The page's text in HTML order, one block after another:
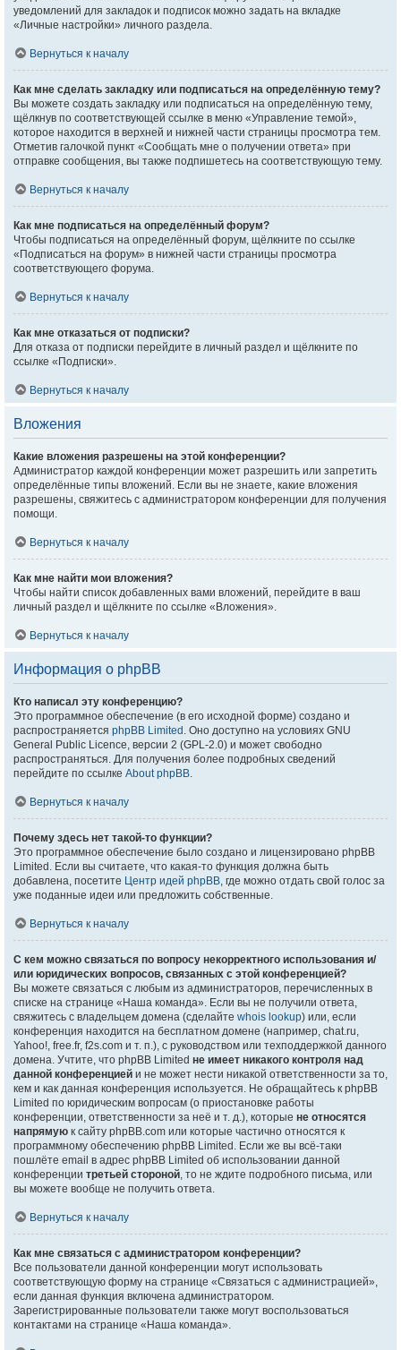
уведомлений для закладок и подписок можно задать на вкладке
«Личные настройки» личного раздела.
Вернуться к началу
Как мне сделать закладку или подписаться на определённую тему?
Вы можете создать закладку или подписаться на определённую тему,
щёлкнув по соответствующей ссылке в меню «Управление темой»,
которое находится в верхней и нижней части страницы просмотра тем.
Отметив галочкой пункт «Сообщать мне о получении ответа» при
отправке сообщения, вы также подпишетесь на соответствующую тему.
Вернуться к началу
Как мне подписаться на определённый форум?
Чтобы подписаться на определённый форум, щёлкните по ссылке
«Подписаться на форум» в нижней части страницы просмотра
соответствующего форума.
Вернуться к началу
Как мне отказаться от подписки?
Для отказа от подписки перейдите в личный раздел и щёлкните по
ссылке «Подписки».
Вернуться к началу
Вложения
Какие вложения разрешены на этой конференции?
Администратор каждой конференции может разрешить или запретить
определённые типы вложений. Если вы не знаете, какие вложения
разрешены, свяжитесь с администратором конференции для получения
помощи.
Вернуться к началу
Как мне найти мои вложения?
Чтобы найти список добавленных вами вложений, перейдите в ваш
личный раздел и щёлкните по ссылке «Вложения».
Вернуться к началу
Информация о phpBB
Кто написал эту конференцию?
Это программное обеспечение (в его исходной форме) создано и
распространяется phpBB Limited . Оно доступно на условиях GNU
General Public Licence, версии 2 (GPL-2.0) и может свободно
распространяться. Для получения более подробных сведений
перейдите по ссылке About phpBB.
Вернуться к началу
Почему здесь нет такой-то функции?
Это программное обеспечение было создано и лицензировано phpBB
Limited. Если вы считаете, что какая-то функция должна быть
добавлена, посетите Центр идей phpBB, где можно отдать свой голос за
уже поданные идеи или предложить собственные.
Вернуться к началу
С кем можно связаться по вопросу некорректного использования и/
или юридических вопросов, связанных с этой конференцией?
Вы можете связаться с любым из администраторов, перечисленных в
списке на странице «Наша команда». Если вы не получили ответа,
свяжитесь с владельцем домена (сделайте whois lookup) или, если
конференция находится на бесплатном домене (например, chat.ru,
Yahoo!, free.fr, f2s.com и т. п.), с руководством или техподдержкой данного
домена. Учтите, что phpBB Limited не имеет никакого контроля над
данной конференцией и не может нести никакой ответственности за то,
кем и как данная конференция используется. Не обращайтесь к phpBB
Limited по юридическим вопросам (о приостановке работы
конференции, ответственности за неё и т. д.), которые не относятся
напрямую к сайту phpBB.com или которые частично относятся к
программному обеспечению phpBB Limited. Если же вы всё-таки
пошлёте email в адрес phpBB Limited об использовании данной
конференции третьей стороной, то не ждите подробного письма, или
вы можете вообще не получить ответа.
Вернуться к началу
Как мне связаться с администратором конференции?
Все пользователи данной конференции могут использовать
соответствующую форму на странице «Связаться с администрацией»,
если данная функция включена администратором.
Зарегистрированные пользователи также могут воспользоваться
контактами на странице «Наша команда».